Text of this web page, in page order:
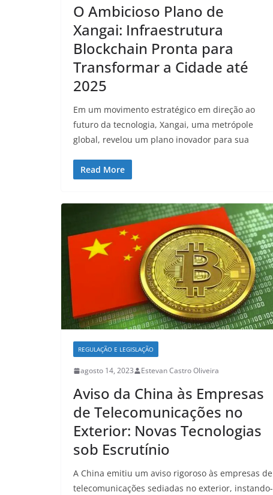
O Ambicioso Plano de
Xangai: Infraestrutura
Blockchain Pronta para
Transformar a Cidade até
2025
Em um movimento estratégico em direção ao
futuro da tecnologia, Xangai, uma metrópole
global, revelou um plano inovador para sua
Read More
REGULAÇÃO E LEGISLAÇÃO
agosto 14, 2023 Estevan Castro Oliveira
Aviso da China às Empresas
de Telecomunicações no
Exterior: Novas Tecnologias
sob Escrutínio
A China emitiu um aviso rigoroso às empresas de
telecomunicações sediadas no exterior, instando-